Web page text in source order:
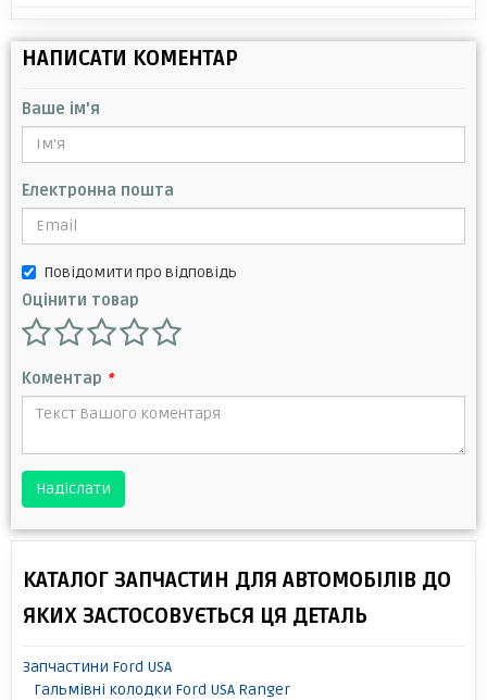
НАПИСАТИ КОМЕНТАР
Ваше ім'я
Електронна пошта
Повідомити про відповідь
Оцінити товар
Коментар *
Надіслати
КАТАЛОГ ЗАПЧАСТИН ДЛЯ АВТОМОБІЛІВ ДО
ЯКИХ ЗАСТОСОВУЄТЬСЯ ЦЯ ДЕТАЛЬ
Запчастини Ford USA
Гальмівні колодки Ford USA Ranger